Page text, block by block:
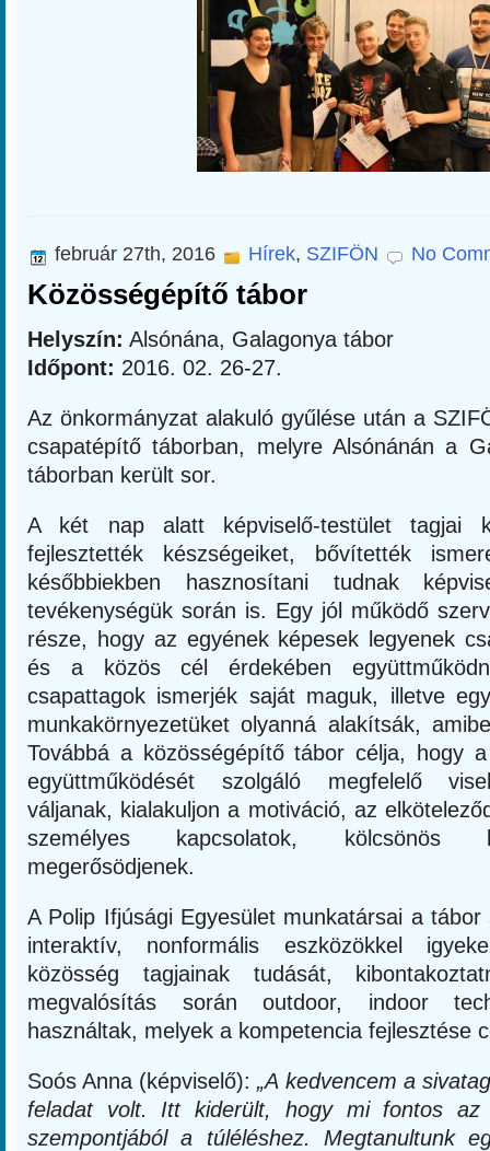
február 27th, 2016 Hírek, SZIFÖN No
Közösségépítő tábor
Helyszín: Alsónána, Galagonya tábor
Időpont: 2016. 02. 26-27.
Az önkormányzat alakuló gyűlése után a
csapatépítő táborban, melyre Alsónánán a
táborban került sor.
A két nap alatt képviselő-testület tagjai
fejlesztették készségeiket, bővítették
későbbiekben hasznosítani tudnak
tevékenységük során is. Egy jól működő
része, hogy az egyének képesek legyenek
és a közös cél érdekében
csapattagok ismerjék saját maguk, illetve
munkakörnyezetüket olyanná alakítsák,
Továbbá a közösségépítő tábor célja, hogy
együttműködését szolgáló megfelelő
váljanak, kialakuljon a motiváció, az
személyes kapcsolatok, kölcsönös
megerősödjenek.
A Polip Ifjúsági Egyesület munkatársai a
interaktív, nonformális eszközökkel
közösség tagjainak tudását,
megvalósítás során outdoor, indoor
használtak, melyek a kompetencia fejlesztése
Soós Anna (képviselő):„A kedvencem a
feladat volt. Itt kiderült, hogy mi fontos
szempontjából a túléléshez. Megtanultunk